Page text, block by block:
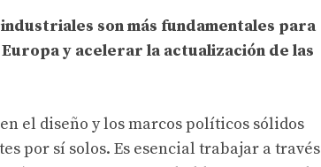
son más fundamentales para
y acelerar la actualización de las
el diseño y los marcos políticos sólidos
por sí solos. Es esencial trabajar a través